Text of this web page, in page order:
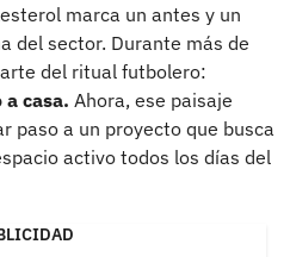
marca un antes y un
del sector. Durante más de
del ritual futbolero:
casa. Ahora, ese paisaje
paso a un proyecto que busca
activo todos los días del